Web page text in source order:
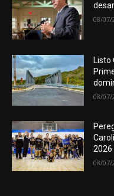
08/07/
Listo
08/07/
2026
08/07/